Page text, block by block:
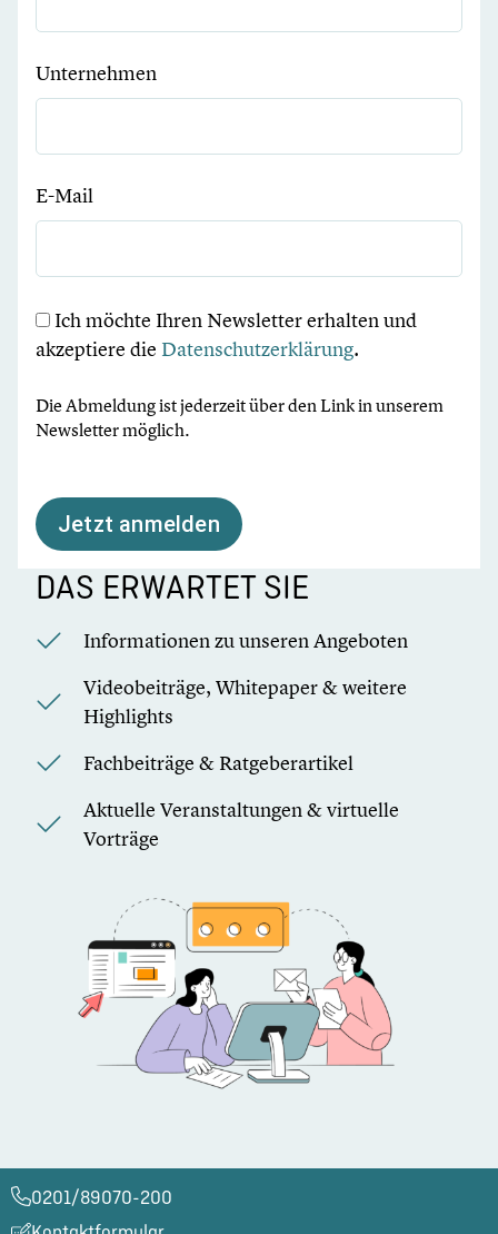
Unternehmen
E-Mail
Ich möchte Ihren Newsletter erhalten und
akzeptiere die Datenschutzerklärung.
Die Abmeldung ist jederzeit über den Link in unserem
Newsletter möglich.
Jetzt anmelden
DAS ERWARTET SIE
Informationen zu unseren Angeboten
Videobeiträge, Whitepaper & weitere
Highlights
Fachbeiträge & Ratgeberartikel
Aktuelle Veranstaltungen & virtuelle
Vorträge
0201/89070-200​